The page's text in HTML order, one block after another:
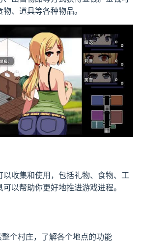
、道具等各种物品。
以收集和使用，包括礼物、食物、工
以帮助你更好地推进游戏进程。
个村庄，了解各个地点的功能